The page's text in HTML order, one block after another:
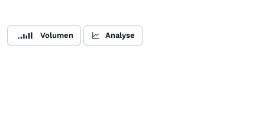
Volumen Analyse